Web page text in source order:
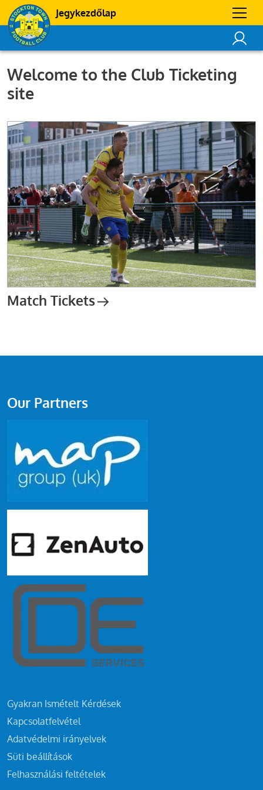
Jegykezdőlap
Welcome to the Club Ticketing
site
Match Tickets
Gyakran Ismételt Kérdések
Kapcsolatfelvétel
Adatvédelmi irányelvek
Süti beállítások
Felhasználási feltételek
Our Partners